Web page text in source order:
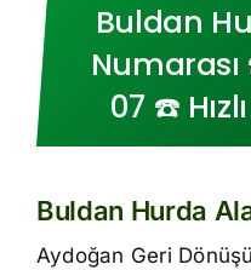
Buldan
07 ☎️
Buldan Hurda
Aydoğan Geri